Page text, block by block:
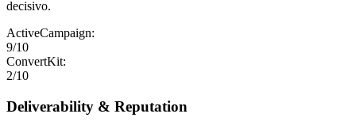
decisivo.
ActiveCampaign:
9/10
ConvertKit:
2/10
Deliverability & Reputation